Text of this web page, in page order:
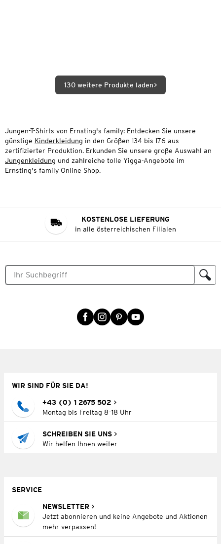
130 weitere Produkte laden
Jungen-T-Shirts von Ernsting's family: Entdecken Sie unsere
günstige Kinderkleidung in den Größen 134 bis 176 aus
zertifizierter Produktion. Erkunden Sie unsere große Auswahl an
Jungenkleidung und zahlreiche tolle Yigga-Angebote im
Ernsting's family Online Shop.
KOSTENLOSE LIEFERUNG
in alle österreichischen Filialen
WIR SIND FÜR SIE DA!
+43 (0) 1 2675 502
Montag bis Freitag 8–18 Uhr
SCHREIBEN SIE UNS
Wir helfen Ihnen weiter
SERVICE
NEWSLETTER
Jetzt abonnieren und keine Angebote und Aktionen
mehr verpassen!